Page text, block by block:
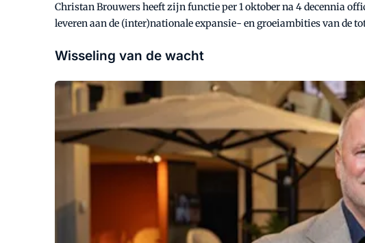
Christan Brouwers heeft zijn functie per 1 oktober na 4 decennia
leveren aan de (inter)nationale expansie- en groeiambities van de
Wisseling van de wacht